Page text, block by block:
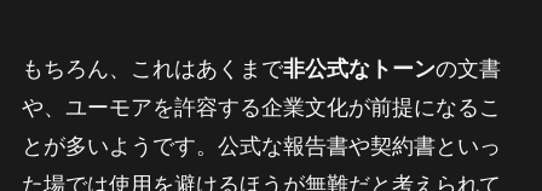
もちろん、これはあくまで非公式なトーンの文書
や、ユーモアを許容する企業文化が前提になるこ
とが多いようです。公式な報告書や契約書といっ
た場では使用を避けるほうが無難だと考えられて